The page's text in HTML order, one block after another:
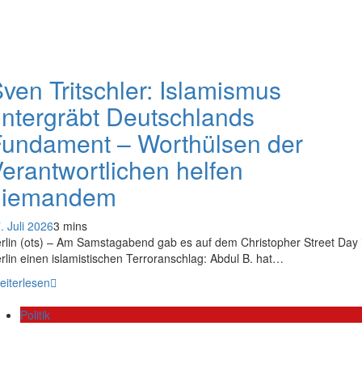
Tritschler: Islamismus
Deutschlands
– Worthülsen der
helfen
Juli 20263 mins
(ots) – Am Samstagabend gab es auf dem Christopher Street Day
einen islamistischen Terroranschlag: Abdul B. hat…
Politik